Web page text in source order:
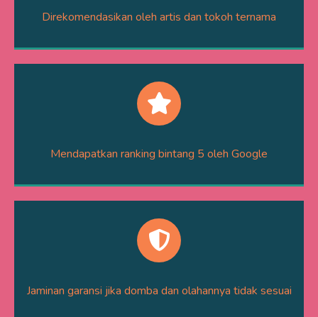
Direkomendasikan oleh artis dan tokoh ternama
Mendapatkan ranking bintang 5 oleh Google
Jaminan garansi jika domba dan olahannya tidak sesuai